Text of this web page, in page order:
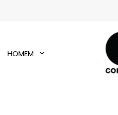
HOMEM